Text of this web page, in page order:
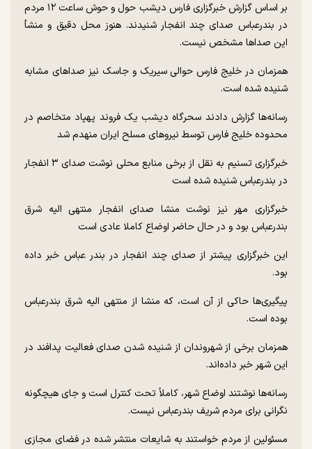
بر اساس گزارش خبرگزاری فارس دیشب حول و حوش ساعت ۱۲ مردم
در بندرعباس صدای چند انفجار شنیدند. هنوز محل دقیق و منشأ
این صدا‌ها مشخص نیست.
همزمان در خلیج فارس حوالی سیریک و جاسک نیز صدا‌های مشابه
شنیده شده است.
رسانه‌ها گزارش دادند سحرگاه دیشب یک فروند پهپاد متخاصم در
محدوده خلیج فارس توسط نیرو‌های مسلح ایران منهدم شد
خبرگزاری تسنیم به نقل از برخی منابع محلی نوشت صدای ۳ انفجار
در بندرعباس شنیده شده است
خبرگزاری مهر نیز نوشت منشا صدای انفجار منتهی الیه شرق
بندرعباس بود و در حال حاضر اوضاع کاملا عادی است
این خبرگزاری پیشتر از صدای چند انفجار در بندر عباس خبر داده
بود.
پیگیری‌ها حاکی از آن است، که منشا از منتهی الیه شرق بندرعباس
بوده است.
همزمان برخی از شهروندان از شنیده شدن صدای فعالیت پدافند در
این شهر خبر داده‌اند.
رسانه‌ها نوشتند اوضاع شهر، کاملاً تحت کنترل است و جای هیچگونه
نگرانی برای مردم شریف بندرعباس نیست.
مسئولین از مردم خواستند به شایعات منتشر شده در فضای مجازی